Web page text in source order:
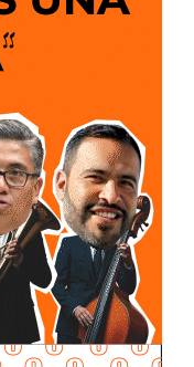
licencia sin
su único o
quienes, durante
firme,
parcial o total sus
alimentarias.
teniendo
obligación
curso, ayuden al
como titulares
simulados
por lo quelos
la FENAPO
Guadalup
Como
secundario por
avenida de la
se distribuirá
mediante la
Como salida
continuar por esta
Simón Díaz,
y el